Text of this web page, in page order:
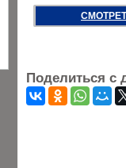
Поделиться с